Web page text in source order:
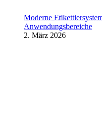
Moderne
Anwendungsbereiche
2. März 2026